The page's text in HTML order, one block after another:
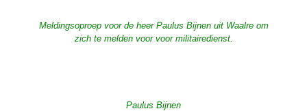
Meldingsoproep voor de heer Paulus Bijnen uit Waalre om
zich te melden voor voor militairedienst.
Paulus Bijnen